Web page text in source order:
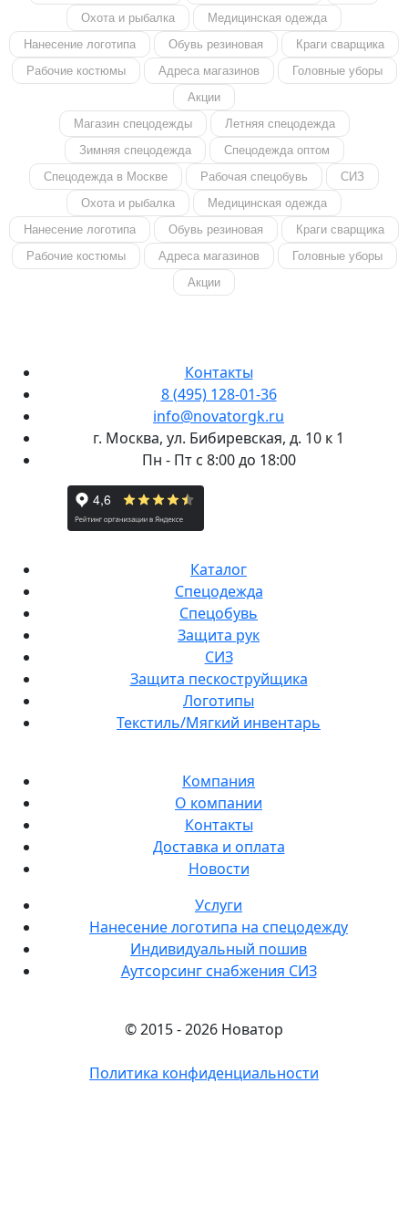
Охота и рыбалка
Медицинская одежда
Нанесение логотипа
Обувь резиновая
Краги сварщика
Рабочие костюмы
Адреса магазинов
Головные уборы
Акции
Магазин спецодежды
Летняя спецодежда
Зимняя спецодежда
Спецодежда оптом
Спецодежда в Москве
Рабочая спецобувь
СИЗ
Охота и рыбалка
Медицинская одежда
Нанесение логотипа
Обувь резиновая
Краги сварщика
Рабочие костюмы
Адреса магазинов
Головные уборы
Акции
Контакты
8 (495) 128-01-36
info@novatorgk.ru
г. Москва, ул. Бибиревская, д. 10 к 1
Пн - Пт с 8:00 до 18:00
Каталог
Спецодежда
Спецобувь
Защита рук
СИЗ
Защита пескоструйщика
Логотипы
Текстиль/Мягкий инвентарь
Компания
О компании
Контакты
Доставка и оплата
Новости
Услуги
Нанесение логотипа на спецодежду
Индивидуальный пошив
Аутсорсинг снабжения СИЗ
© 2015 - 2026 Новатор
Политика конфиденциальности